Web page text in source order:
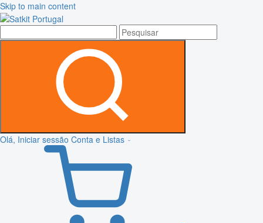
Skip to main content
Olá, Iniciar sessão Conta e Listas